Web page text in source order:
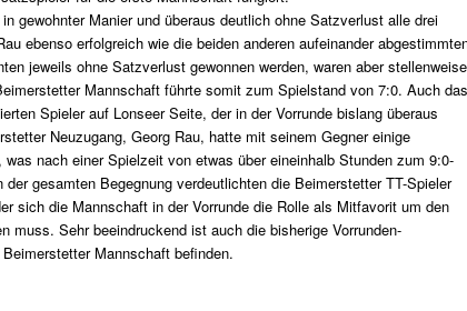
gewohnter Manier und überaus deutlich ohne Satzverlust alle drei
ebenso erfolgreich wie die beiden anderen aufeinander
jeweils ohne Satzverlust gewonnen werden, waren aber stellenweise
Mannschaft führte somit zum Spielstand von 7:0. Auch das
Spieler auf Lonseer Seite, der in der Vorrunde bislang überaus
Neuzugang, Georg Rau, hatte mit seinem Gegner einige
nach einer Spielzeit von etwas über eineinhalb Stunden zum 9:0-
gesamten Begegnung verdeutlichten die Beimerstetter TT-Spieler
sich die Mannschaft in der Vorrunde die Rolle als Mitfavorit um den
Sehr beeindruckend ist auch die bisherige Vorrunden-
Mannschaft befinden.